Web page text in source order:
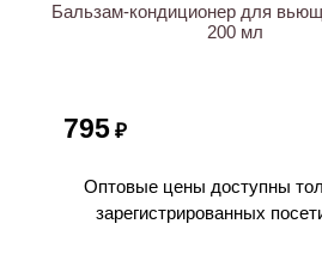
Бальзам-кондиционер для
200 мл
795 ₽
Оптовые цены доступны
зарегистрированных